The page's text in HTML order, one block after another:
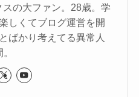
の大ファン。28歳。学
しくてブログ運営を開
ばかり考えてる異常人